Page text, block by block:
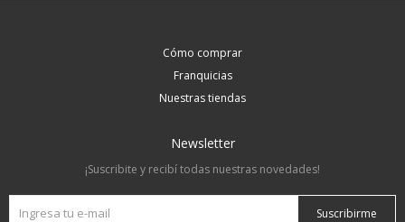
Cómo comprar
Franquicias
Nuestras tiendas
Newsletter
¡Suscribite y recibí todas nuestras novedades!
Suscribirme